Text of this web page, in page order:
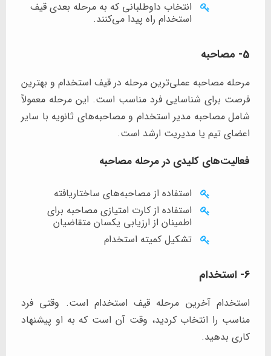
انتخاب داوطلبانی که به مرحله بعدی قیف
استخدام راه پیدا می‌کنند.
5- مصاحبه
مرحله مصاحبه عملی‌ترین مرحله در قیف استخدام و بهترین
فرصت برای شناسایی فرد مناسب است. این مرحله معمولاً
شامل مصاحبه مدیر استخدام و مصاحبه‌های ثانویه با سایر
اعضای تیم یا مدیریت ارشد است.
فعالیت‌های کلیدی در مرحله مصاحبه
استفاده از مصاحبه‌های ساختاریافته
استفاده از کارت امتیازی مصاحبه برای
اطمینان از ارزیابی یکسان متقاضیان
تشکیل کمیته استخدام
6- استخدام
استخدام آخرین مرحله قیف استخدام است. وقتی فرد
مناسب را انتخاب کردید، وقت آن است که به او پیشنهاد
کاری بدهید.